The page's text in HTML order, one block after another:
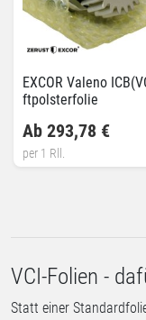
EXCOR Valeno
ftpolsterfolie
Ab 293,78 €
per 1 Rll.
VCI-Folien -
Statt einer